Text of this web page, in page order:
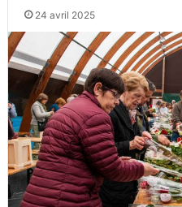
24 avril 2025